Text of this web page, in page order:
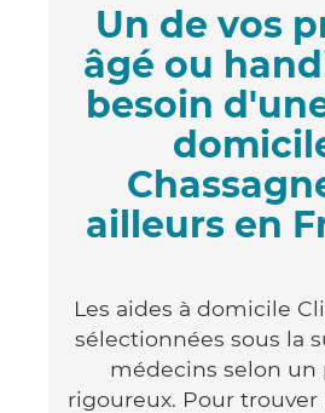
Un de vos
âgé ou
besoin
ailleurs en
Les aides à domicile
sélectionnées sous la
médecins selon un
rigoureux. Pour